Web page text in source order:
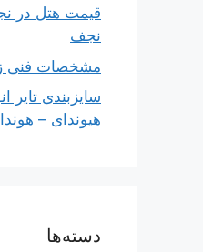
قیمت هتل در
نجف
مشخصات فنی
سایزبندی تایر
هیوندای –
دسته‌ها